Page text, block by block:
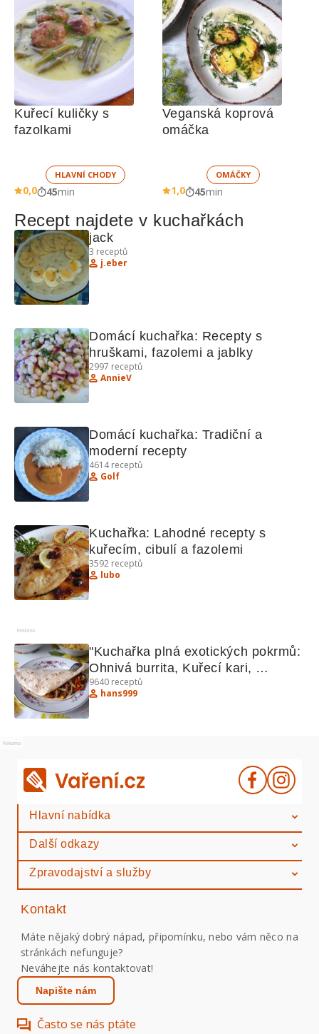
Kuřecí kuličky s
fazolkami
HLAVNÍ CHODY
0,0 45min
Veganská koprová
omáčka
OMÁČKY
1,0 45min
Recept najdete v kuchařkách
jack
3 receptů
j.eber
Domácí kuchařka: Recepty s
hruškami, fazolemi a jablky
2997 receptů
AnnieV
Domácí kuchařka: Tradiční a
moderní recepty
4614receptů
Golf
Kuchařka: Lahodné recepty s
kuřecím, cibulí a fazolemi
3592 receptů
lubo
Reklama
"Kuchařka plná exotických pokrmů:
Ohnivá burrita, Kuřecí kari,
Hradečtí votroci"
9640 receptů
hans999
Reklama
Hlavní nabídka
Další odkazy
Zpravodajství a služby
Kontakt
Máte nějaký dobrý nápad, připomínku, nebo vám něco na
stránkách nefunguje?
Neváhejte nás kontaktovat!
Napište nám
Často se nás ptáte